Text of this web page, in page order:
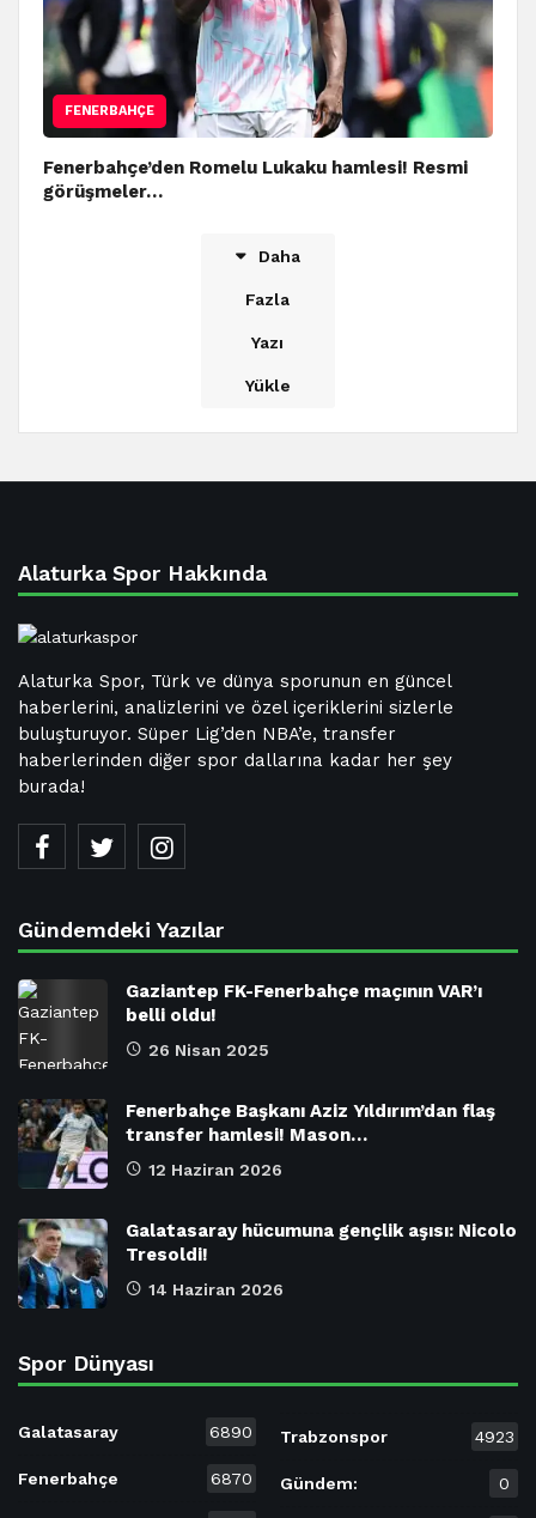
FENERBAHÇE
Fenerbahçe’den Romelu Lukaku hamlesi! Resmi
görüşmeler…
Daha
Fazla
Yazı
Yükle
Alaturka Spor Hakkında
Alaturka Spor, Türk ve dünya sporunun en güncel
haberlerini, analizlerini ve özel içeriklerini sizlerle
buluşturuyor. Süper Lig’den NBA’e, transfer
haberlerinden diğer spor dallarına kadar her şey
burada!
Gündemdeki Yazılar
Gaziantep FK-Fenerbahçe maçının VAR’ı
belli oldu!
26 Nisan 2025
Fenerbahçe Başkanı Aziz Yıldırım’dan flaş
transfer hamlesi! Mason…
12 Haziran 2026
Galatasaray hücumuna gençlik aşısı: Nicolo
Tresoldi!
14 Haziran 2026
Spor Dünyası
Galatasaray 6890
Fenerbahçe 6870
Trabzonspor 4923
Gündem: 0